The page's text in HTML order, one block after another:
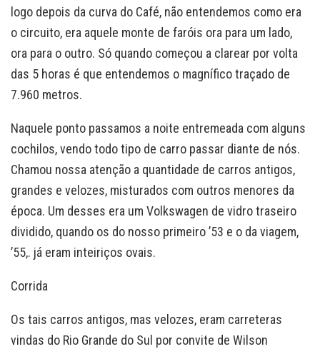
logo depois da curva do Café, não entendemos como era
o circuito, era aquele monte de faróis ora para um lado,
ora para o outro. Só quando começou a clarear por volta
das 5 horas é que entendemos o magnífico traçado de
7.960 metros.
Naquele ponto passamos a noite entremeada com alguns
cochilos, vendo todo tipo de carro passar diante de nós.
Chamou nossa atenção a quantidade de carros antigos,
grandes e velozes, misturados com outros menores da
época. Um desses era um Volkswagen de vidro traseiro
dividido, quando os do nosso primeiro ’53 e o da viagem,
’55,. já eram inteiriços ovais.
Corrida
Os tais carros antigos, mas velozes, eram carreteras
vindas do Rio Grande do Sul por convite de Wilson